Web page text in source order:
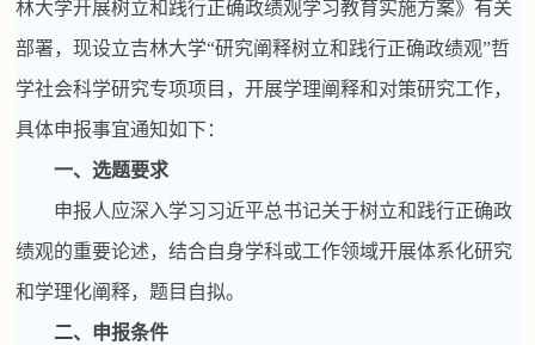
林大学开展树立和践行正确政绩观学习教育实施方案》有关
部署，现设立吉林大学“研究阐释树立和践行正确政绩观”哲
学社会科学研究专项项目，开展学理阐释和对策研究工作，
具体申报事宜通知如下：
一、选题要求
申报人应深入学习习近平总书记关于树立和践行正确政
绩观的重要论述，结合自身学科或工作领域开展体系化研究
和学理化阐释，题目自拟。
二、申报条件